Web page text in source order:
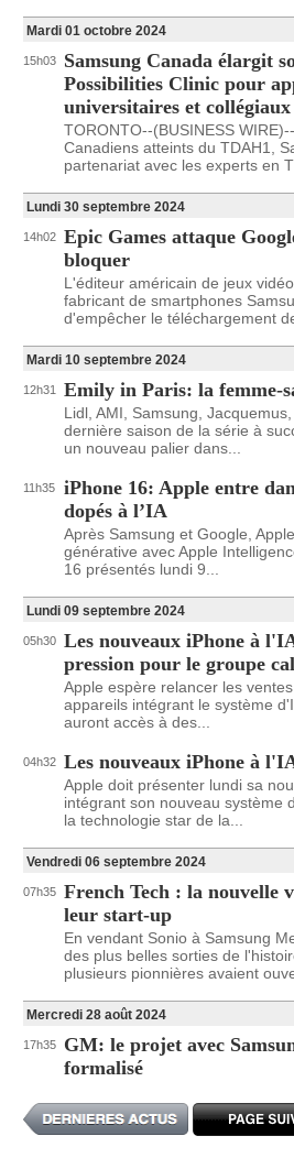
Mardi 01 octobre 2024
15h03
Samsung Canada élargit
Possibilities Clinic pour
universitaires et
TORONTO--(BUSINESS
Canadiens atteints du TDAH1,
partenariat avec les experts en
Lundi 30 septembre 2024
14h02 Epic Games attaque
bloquer
L'éditeur américain de jeux
fabricant de smartphones
d'empêcher le téléchargement
Mardi 10 septembre 2024
12h31 Emily in Paris: la femme-
Lidl, AMI, Samsung,
dernière saison de la série à
un nouveau palier dans...
11h35
iPhone 16: Apple entre
dopés à l’IA
Après Samsung et Google,
générative avec Apple
16 présentés lundi 9...
Lundi 09 septembre 2024
05h30 Les nouveaux iPhone à
pression pour le groupe
Apple espère relancer les
appareils intégrant le système
auront accès à des...
04h32 Les nouveaux iPhone à
Apple doit présenter lundi sa
intégrant son nouveau système
la technologie star de la...
Vendredi 06 septembre 2024
07h35 French Tech : la nouvelle
leur start-up
En vendant Sonio à Samsung
des plus belles sorties de
plusieurs pionnières avaient
Mercredi 28 août 2024
17h35
GM: le projet avec
formalisé